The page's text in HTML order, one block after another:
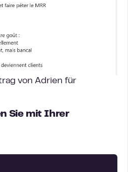
von Adrien für
Sie mit Ihrer